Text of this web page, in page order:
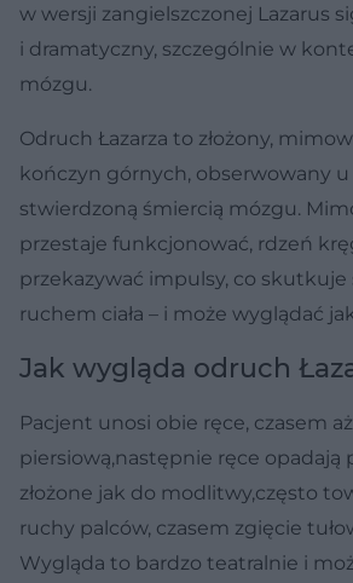
w wersji zangielszczonej Lazarus
i dramatyczny, szczególnie w
mózgu.
Odruch Łazarza to złożony,
kończyn górnych, obserwowany u
stwierdzoną śmiercią mózgu.
przestaje funkcjonować, rdzeń
przekazywać impulsy, co
ruchem ciała – i może wyglądać
Jak wygląda odruch
Pacjent unosi obie ręce, czasem
piersiową,następnie ręce opadają
złożone jak do modlitwy,często
ruchy palców, czasem zgięcie
Wygląda to bardzo teatralnie i